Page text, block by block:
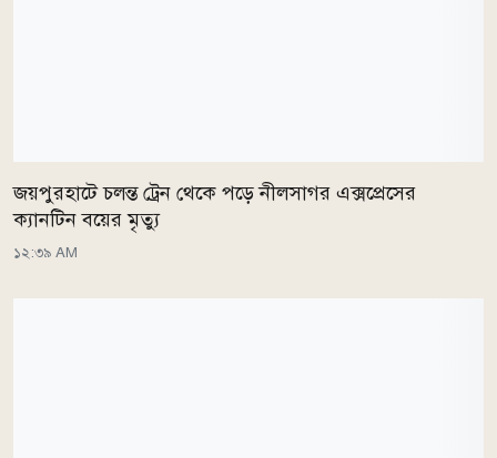
জয়পুরহাটে চলন্ত ট্রেন থেকে পড়ে নীলসাগর এক্সপ্রেসের
ক্যানটিন বয়ের মৃত্যু
১২:৩৯ AM